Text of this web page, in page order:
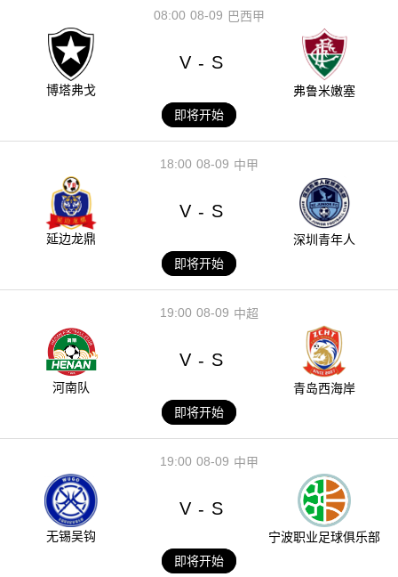
08-09
08:00 巴西甲
博塔弗戈
V - S
弗鲁米嫩塞
即将开始
08-09
18:00 中甲
延边龙鼎
V - S
深圳青年人
即将开始
08-09
19:00 中超
河南队
V - S
青岛西海岸
即将开始
08-09
19:00 中甲
无锡吴钩
V - S
宁波职业足球俱乐部
即将开始